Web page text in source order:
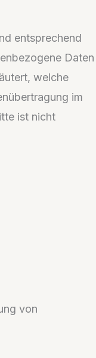
entsprechend
Daten
welche
im
ist nicht
von